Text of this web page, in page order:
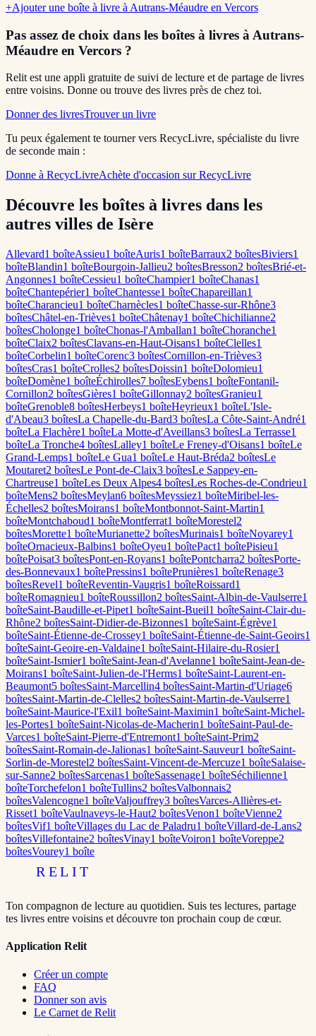
+Ajouter une boîte à livre à Autrans-Méaudre en Vercors
Pas assez de choix dans les boîtes à livres à Autrans-
Méaudre en Vercors ?
Relit est une appli gratuite de suivi de lecture et de partage de livres
entre voisins. Donne ou trouve des livres près de chez toi.
Donner des livresTrouver un livre
Tu peux également te tourner vers RecycLivre, spécialiste du livre
de seconde main :
Donne à RecycLivreAchète d'occasion sur RecycLivre
Découvre les boîtes à livres dans les
autres villes de Isère
Allevard1 boîteAssieu1 boîteAuris1 boîteBarraux2 boîtesBiviers1
boîteBlandin1 boîteBourgoin-Jallieu2 boîtesBresson2 boîtesBrié-et-
Angonnes1 boîteCessieu1 boîteChampier1 boîteChanas1
boîteChantepérier1 boîteChantesse1 boîteChapareillan1
boîteCharancieu1 boîteCharnècles1 boîteChasse-sur-Rhône3
boîtesChâtel-en-Trièves1 boîteChâtenay1 boîteChichilianne2
boîtesCholonge1 boîteChonas-l'Amballan1 boîteChoranche1
boîteClaix2 boîtesClavans-en-Haut-Oisans1 boîteClelles1
boîteCorbelin1 boîteCorenc3 boîtesCornillon-en-Trièves3
boîtesCras1 boîteCrolles2 boîtesDoissin1 boîteDolomieu1
boîteDomène1 boîteÉchirolles7 boîtesEybens1 boîteFontanil-
Cornillon2 boîtesGières1 boîteGillonnay2 boîtesGranieu1
boîteGrenoble8 boîtesHerbeys1 boîteHeyrieux1 boîteL'Isle-
d'Abeau3 boîtesLa Chapelle-du-Bard3 boîtesLa Côte-Saint-André1
boîteLa Flachère1 boîteLa Motte-d'Aveillans3 boîtesLa Terrasse1
boîteLa Tronche4 boîtesLalley1 boîteLe Freney-d'Oisans1 boîteLe
Grand-Lemps1 boîteLe Gua1 boîteLe Haut-Bréda2 boîtesLe
Moutaret2 boîtesLe Pont-de-Claix3 boîtesLe Sappey-en-
Chartreuse1 boîteLes Deux Alpes4 boîtesLes Roches-de-Condrieu1
boîteMens2 boîtesMeylan6 boîtesMeyssiez1 boîteMiribel-les-
Échelles2 boîtesMoirans1 boîteMontbonnot-Saint-Martin1
boîteMontchaboud1 boîteMontferrat1 boîteMorestel2
boîtesMorette1 boîteMurianette2 boîtesMurinais1 boîteNoyarey1
boîteOrnacieux-Balbins1 boîteOyeu1 boîtePact1 boîtePisieu1
boîtePoisat3 boîtesPont-en-Royans1 boîtePontcharra2 boîtesPorte-
des-Bonnevaux1 boîtePressins1 boîtePrunières1 boîteRenage3
boîtesRevel1 boîteReventin-Vaugris1 boîteRoissard1
boîteRomagnieu1 boîteRoussillon2 boîtesSaint-Albin-de-Vaulserre1
boîteSaint-Baudille-et-Pipet1 boîteSaint-Bueil1 boîteSaint-Clair-du-
Rhône2 boîtesSaint-Didier-de-Bizonnes1 boîteSaint-Égrève1
boîteSaint-Étienne-de-Crossey1 boîteSaint-Étienne-de-Saint-Geoirs1
boîteSaint-Geoire-en-Valdaine1 boîteSaint-Hilaire-du-Rosier1
boîteSaint-Ismier1 boîteSaint-Jean-d'Avelanne1 boîteSaint-Jean-de-
Moirans1 boîteSaint-Julien-de-l'Herms1 boîteSaint-Laurent-en-
Beaumont5 boîtesSaint-Marcellin4 boîtesSaint-Martin-d'Uriage6
boîtesSaint-Martin-de-Clelles2 boîtesSaint-Martin-de-Vaulserre1
boîteSaint-Maurice-l'Exil1 boîteSaint-Maximin1 boîteSaint-Michel-
les-Portes1 boîteSaint-Nicolas-de-Macherin1 boîteSaint-Paul-de-
Varces1 boîteSaint-Pierre-d'Entremont1 boîteSaint-Prim2
boîtesSaint-Romain-de-Jalionas1 boîteSaint-Sauveur1 boîteSaint-
Sorlin-de-Morestel2 boîtesSaint-Vincent-de-Mercuze1 boîteSalaise-
sur-Sanne2 boîtesSarcenas1 boîteSassenage1 boîteSéchilienne1
boîteTorchefelon1 boîteTullins2 boîtesValbonnais2
boîtesValencogne1 boîteValjouffrey3 boîtesVarces-Allières-et-
Risset1 boîteVaulnaveys-le-Haut2 boîtesVenon1 boîteVienne2
boîtesVif1 boîteVillages du Lac de Paladru1 boîteVillard-de-Lans2
boîtesVillefontaine2 boîtesVinay1 boîteVoiron1 boîteVoreppe2
boîtesVourey1 boîte
RELIT
Ton compagnon de lecture au quotidien. Suis tes lectures, partage
tes livres entre voisins et découvre ton prochain coup de cœur.
Application Relit
Créer un compte
FAQ
Donner son avis
Le Carnet de Relit